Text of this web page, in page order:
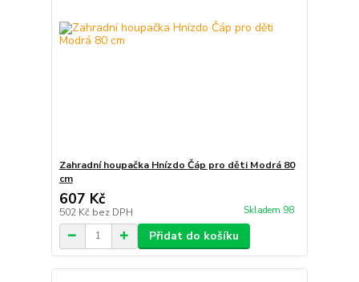
Zahradní houpačka Hnízdo Čáp pro děti Modrá 80
cm
607 Kč
502 Kč bez DPH Skladem 98
Přidat do košíku